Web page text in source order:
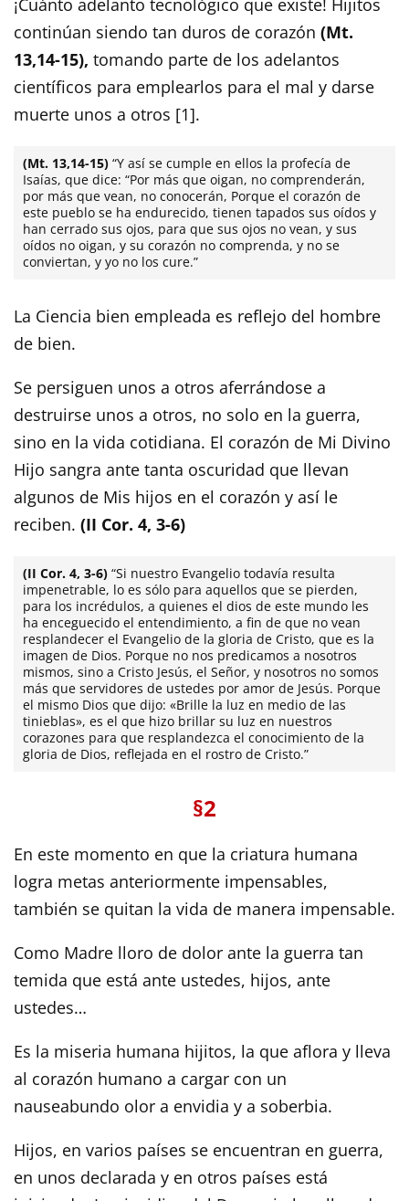
¡Cuánto adelanto tecnológico que existe! Hijitos
continúan siendo tan duros de corazón (Mt.
13,14-15), tomando parte de los adelantos
científicos para emplearlos para el mal y darse
muerte unos a otros [1].
(Mt. 13,14-15) “Y así se cumple en ellos la profecía de
Isaías, que dice: “Por más que oigan, no comprenderán,
por más que vean, no conocerán, Porque el corazón de
este pueblo se ha endurecido, tienen tapados sus oídos y
han cerrado sus ojos, para que sus ojos no vean, y sus
oídos no oigan, y su corazón no comprenda, y no se
conviertan, y yo no los cure.”
La Ciencia bien empleada es reflejo del hombre
de bien.
Se persiguen unos a otros aferrándose a
destruirse unos a otros, no solo en la guerra,
sino en la vida cotidiana. El corazón de Mi Divino
Hijo sangra ante tanta oscuridad que llevan
algunos de Mis hijos en el corazón y así le
reciben. (II Cor. 4, 3-6)
(II Cor. 4, 3-6) “Si nuestro Evangelio todavía resulta
impenetrable, lo es sólo para aquellos que se pierden,
para los incrédulos, a quienes el dios de este mundo les
ha enceguecido el entendimiento, a fin de que no vean
resplandecer el Evangelio de la gloria de Cristo, que es la
imagen de Dios. Porque no nos predicamos a nosotros
mismos, sino a Cristo Jesús, el Señor, y nosotros no somos
más que servidores de ustedes por amor de Jesús. Porque
el mismo Dios que dijo: «Brille la luz en medio de las
tinieblas», es el que hizo brillar su luz en nuestros
corazones para que resplandezca el conocimiento de la
gloria de Dios, reflejada en el rostro de Cristo.”
§2
En este momento en que la criatura humana
logra metas anteriormente impensables,
también se quitan la vida de manera impensable.
Como Madre lloro de dolor ante la guerra tan
temida que está ante ustedes, hijos, ante
ustedes…
Es la miseria humana hijitos, la que aflora y lleva
al corazón humano a cargar con un
nauseabundo olor a envidia y a soberbia.
Hijos, en varios países se encuentran en guerra,
en unos declarada y en otros países está